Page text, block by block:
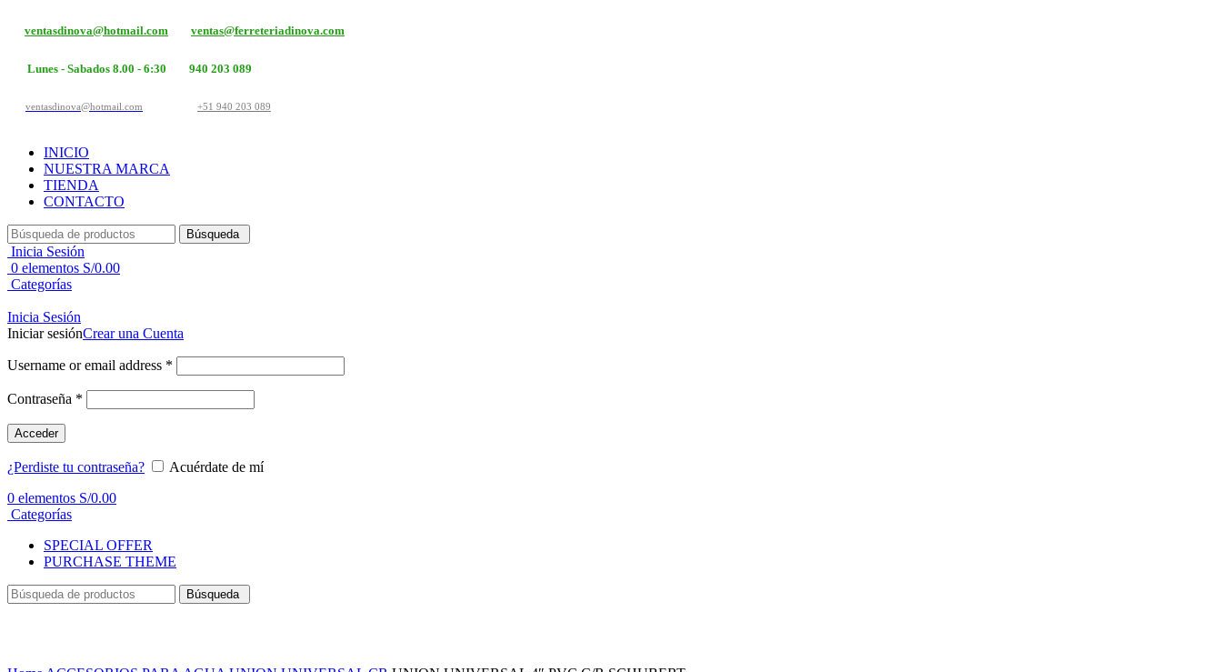
ventasdinova@hotmail.com ventas@ferreteriadinova.com
Lunes - Sabados 8.00 - 6:30 940 203 089
ventasdinova@hotmail.com +51 940 203 089
INICIO
NUESTRA MARCA
TIENDA
CONTACTO
Búsqueda
Inicia Sesión
0 elementos S/0.00
Categorías
Inicia Sesión
Iniciar sesiónCrear una Cuenta
Username or email address *
Contraseña *
Acceder
¿Perdiste tu contraseña?
Acuérdate de mí
0 elementos S/0.00
Categorías
SPECIAL OFFER
PURCHASE THEME
Búsqueda